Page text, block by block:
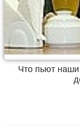
Что пьют